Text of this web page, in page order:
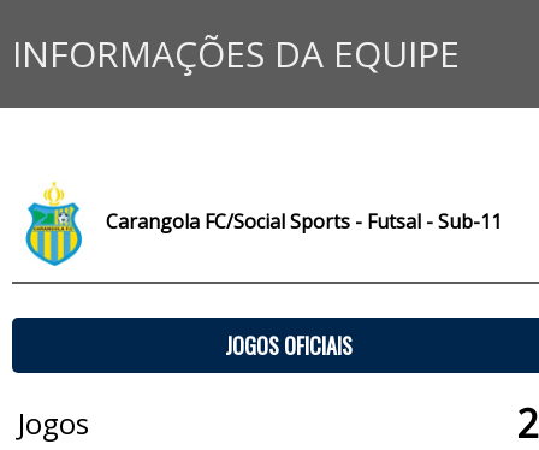
INFORMAÇÕES DA EQUIPE
Carangola FC/Social Sports - Futsal - Sub-11
JOGOS OFICIAIS
Jogos